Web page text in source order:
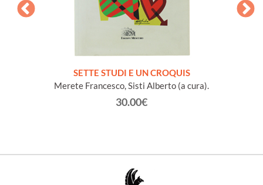
SETTE STUDI E UN CROQUIS
Merete Francesco, Sisti Alberto (a cura).
30.00€